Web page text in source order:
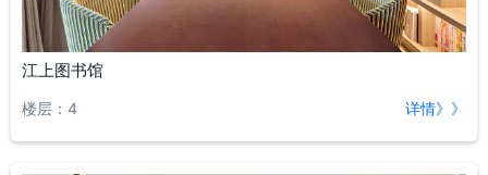
江上图书馆
楼层：4 详情》》